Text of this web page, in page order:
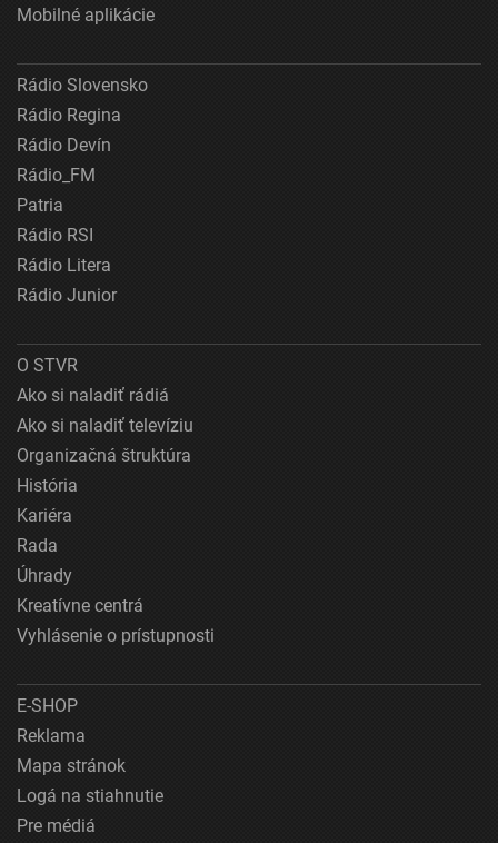
Mobilné aplikácie
Rádio Slovensko
Rádio Regina
Rádio Devín
Rádio_FM
Patria
Rádio RSI
Rádio Litera
Rádio Junior
O STVR
Ako si naladiť rádiá
Ako si naladiť televíziu
Organizačná štruktúra
História
Kariéra
Rada
Úhrady
Kreatívne centrá
Vyhlásenie o prístupnosti
E-SHOP
Reklama
Mapa stránok
Logá na stiahnutie
Pre médiá